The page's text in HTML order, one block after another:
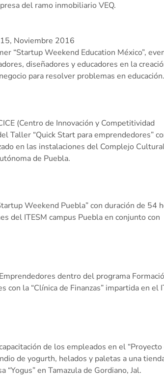
del ramo inmobiliario VEQ.
Noviembre 2016
“Startup Weekend Education México”,
diseñadores y educadores en la
para resolver problemas en educación.
(Centro de Innovación y Competitividad
Taller “Quick Start para emprendedores”
en las instalaciones del Complejo
de Puebla.
Weekend Puebla” con duración de 54
del ITESM campus Puebla en conjunto con
dentro del programa
con la “Clínica de Finanzas” impartida en el
de los empleados en el “Proyecto
de yogurth, helados y paletas a una
“Yogus” en Tamazula de Gordiano, Jal.